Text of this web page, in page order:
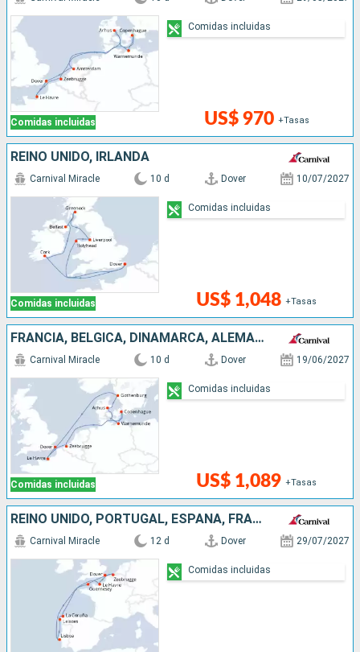
Comidas incluidas US$ 970 +Tasas
Comidas incluidas
REINO UNIDO, IRLANDA
Comidas incluidas
Carnival Miracle 10 d Dover 10/07/2027
US$ 1,048 +Tasas
Comidas incluidas
FRANCIA, BÉLGICA, DINAMARCA, ALEMANIA, SUECIA, REINO UNIDO
Comidas incluidas
Carnival Miracle 10 d Dover 19/06/2027
US$ 1,089 +Tasas
Comidas incluidas
REINO UNIDO, PORTUGAL, ESPAÑA, FRANCIA, BÉLGICA
Carnival Miracle 12 d Dover 29/07/2027
Comidas incluidas